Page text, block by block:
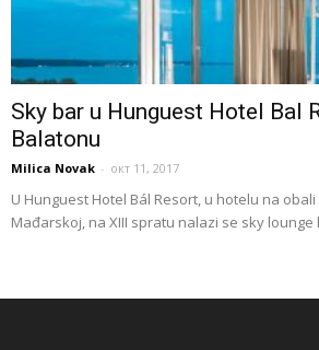
Sky bar u Hunguest Hotel Bal
Balatonu
Milica Novak - окт 11, 2017
U Hunguest Hotel Bál Resort, u hotelu na
Mađarskoj, na XIII spratu nalazi se sky lounge